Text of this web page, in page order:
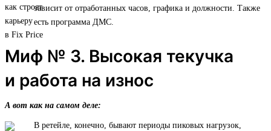
зависит от отработанных часов, графика и должности. Также
есть программа ДМС.
Миф № 3. Высокая текучка
и работа на износ
А вот как на самом деле:
В ретейле, конечно, бывают периоды пиковых нагрузок,